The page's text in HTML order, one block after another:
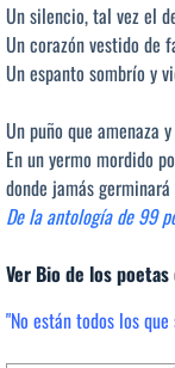
Un silencio, tal vez el
Un corazón vestido de
Un espanto sombrío y
Un puño que amenaza
En un yermo mordido
donde jamás
De la antología de 99
Ver Bio de los
"No están todos los